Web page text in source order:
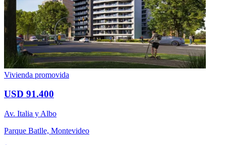
Vivienda promovida
USD 91.400
Av. Italia y Albo
Parque Batlle, Montevideo